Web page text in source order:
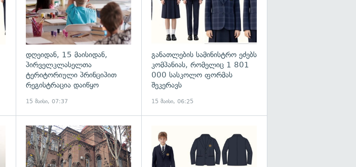
დღეიდან, 15 მაისიდან,
პირველკლასელთა
ტერიტორიული პრინციპით
რეგისტრაცია დაიწყო
15 მაისი, 07:37
განათლების სამინისტრო ეძებს
კომპანიას, რომელიც 1 801
000 სასკოლო ფორმას
შეკერავს
15 მაისი, 06:25
გადახედვა გადახედვა